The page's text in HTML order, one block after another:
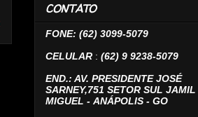
CONTATO
FONE: (62) 3099-5079
CELULAR : (62) 9 9238-5079
END.: AV. PRESIDENTE JOSÉ
SARNEY,751 SETOR SUL JAMIL
MIGUEL - ANÁPOLIS - GO